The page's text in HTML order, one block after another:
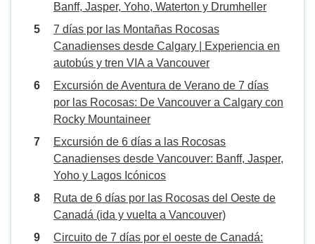
Banff, Jasper, Yoho, Waterton y Drumheller
7 días por las Montañas Rocosas
Canadienses desde Calgary | Experiencia en
autobús y tren VIA a Vancouver
Excursión de Aventura de Verano de 7 días
por las Rocosas: De Vancouver a Calgary con
Rocky Mountaineer
Excursión de 6 días a las Rocosas
Canadienses desde Vancouver: Banff, Jasper,
Yoho y Lagos Icónicos
Ruta de 6 días por las Rocosas del Oeste de
Canadá (ida y vuelta a Vancouver)
Circuito de 7 días por el oeste de Canadá: